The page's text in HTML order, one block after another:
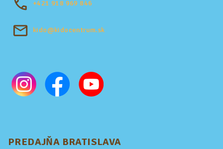
+421 918 969 846
kido@kidocentrum.sk
PREDAJŇA BRATISLAVA